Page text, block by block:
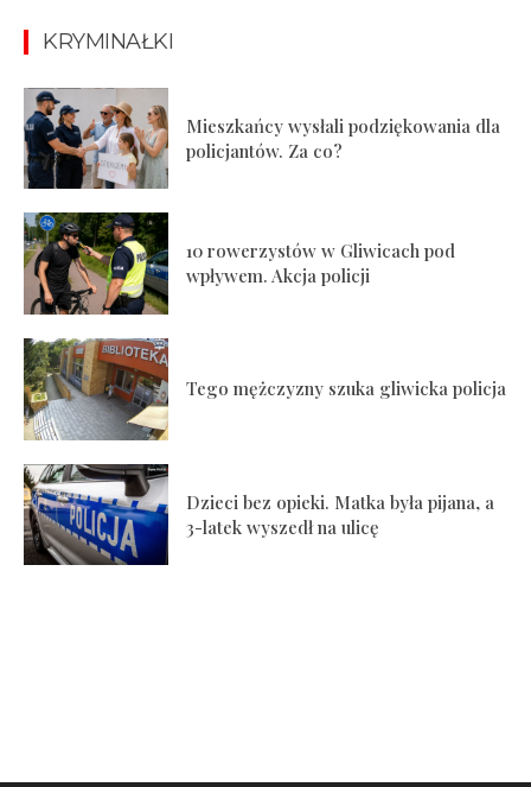
KRYMINAŁKI
Mieszkańcy wysłali podziękowania dla
policjantów. Za co?
10 rowerzystów w Gliwicach pod
wpływem. Akcja policji
Tego mężczyzny szuka gliwicka policja
Dzieci bez opieki. Matka była pijana, a
3-latek wyszedł na ulicę